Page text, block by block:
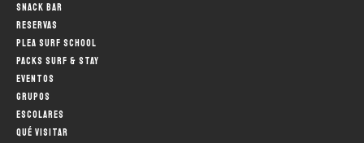
SNACK BAR
RESERVAS
PLEA SURF SCHOOL
PACKS SURF & STAY
EVENTOS
GRUPOS
ESCOLARES
QUÉ VISITAR